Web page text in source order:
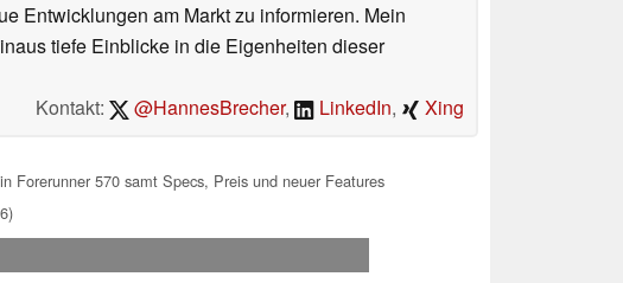
Entwicklungen am Markt zu informieren. Mein
tiefe Einblicke in die Eigenheiten dieser
Kontakt:
@HannesBrecher, LinkedIn, Xing
Forerunner 570 samt Specs, Preis und neuer Features